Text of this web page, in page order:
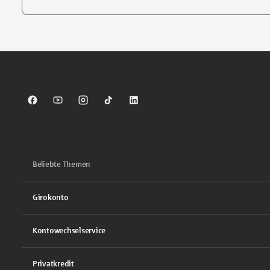
Sparkasse auf Facebook
Sparkasse auf Youtube
Sparkasse auf Instagram
Sparkasse auf TikTok
Sparkasse auf LinkedIn
Beliebte Themen
Girokonto
Kontowechselservice
Privatkredit